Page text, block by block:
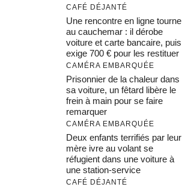
CAFÉ DÉJANTÉ
Une rencontre en ligne tourne
au cauchemar : il dérobe
voiture et carte bancaire, puis
exige 700 € pour les restituer
CAMÉRA EMBARQUÉE
Prisonnier de la chaleur dans
sa voiture, un fêtard libère le
frein à main pour se faire
remarquer
CAMÉRA EMBARQUÉE
Deux enfants terrifiés par leur
mère ivre au volant se
réfugient dans une voiture à
une station-service
CAFÉ DÉJANTÉ